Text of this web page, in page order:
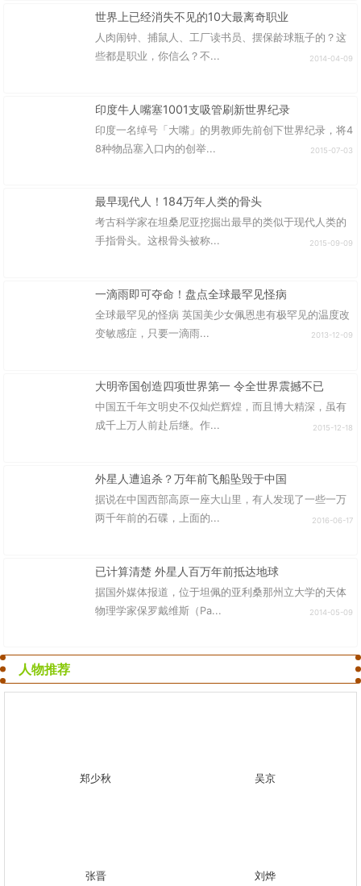
世界上已经消失不见的10大最离奇职业
人肉闹钟、捕鼠人、工厂读书员、摆保龄球瓶子的？这
些都是职业，你信么？不...
2014-04-09
印度牛人嘴塞1001支吸管刷新世界纪录
印度一名绰号「大嘴」的男教师先前创下世界纪录，将4
8种物品塞入口内的创举...
2015-07-03
最早现代人！184万年人类的骨头
考古科学家在坦桑尼亚挖掘出最早的类似于现代人类的
手指骨头。这根骨头被称...
2015-09-09
一滴雨即可夺命！盘点全球最罕见怪病
全球最罕见的怪病 英国美少女佩恩患有极罕见的温度改
变敏感症，只要一滴雨...
2013-12-09
大明帝国创造四项世界第一 令全世界震撼不已
中国五千年文明史不仅灿烂辉煌，而且博大精深，虽有
成千上万人前赴后继。作...
2015-12-18
外星人遭追杀？万年前飞船坠毁于中国
据说在中国西部高原一座大山里，有人发现了一些一万
两千年前的石碟，上面的...
2016-06-17
已计算清楚 外星人百万年前抵达地球
据国外媒体报道，位于坦佩的亚利桑那州立大学的天体
物理学家保罗戴维斯（Pa...
2014-05-09
人物推荐
郑少秋 吴京
张晋 刘烨